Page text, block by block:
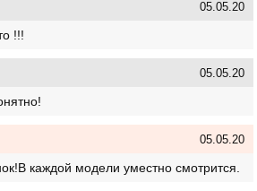
05.05.20
!!!
05.05.20
05.05.20
каждой модели уместно смотрится.